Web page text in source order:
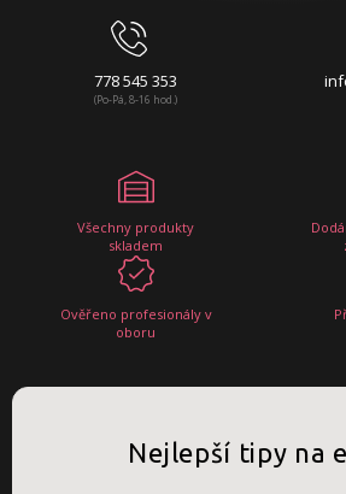
778 545 353
(Po-Pá, 8-16 hod.)
Všechny produkty
skladem
Ověřeno profesionály v
oboru
Nejlepší tipy na